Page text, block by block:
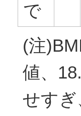
で
(注
値、
せすぎ